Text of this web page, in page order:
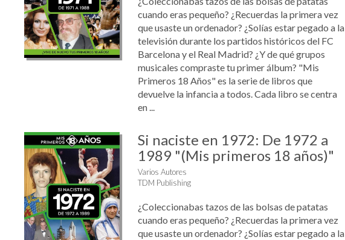
cuando eras pequeño? ¿Recuerdas la primera vez
que usaste un ordenador? ¿Solías estar pegado a la
televisión durante los partidos históricos del FC
Barcelona y el Real Madrid? ¿Y de qué grupos
musicales compraste tu primer álbum? "Mis
Primeros 18 Años" es la serie de libros que
devuelve la infancia a todos. Cada libro se centra
en ...
Si naciste en 1972: De 1972 a
1989 "(Mis primeros 18 años)"
Varios Autores
TDM Publishing
¿Coleccionabas tazos de las bolsas de patatas
cuando eras pequeño? ¿Recuerdas la primera vez
que usaste un ordenador? ¿Solías estar pegado a la